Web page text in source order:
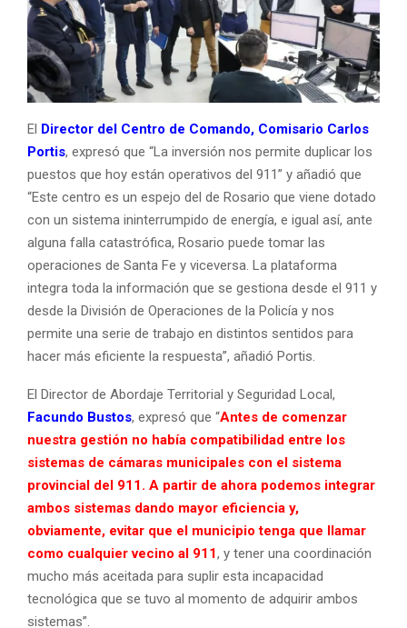
El Director del Centro de Comando, Comisario Carlos
Portis, expresó que “La inversión nos permite duplicar los
puestos que hoy están operativos del 911” y añadió que
“Este centro es un espejo del de Rosario que viene dotado
con un sistema ininterrumpido de energía, e igual así, ante
alguna falla catastrófica, Rosario puede tomar las
operaciones de Santa Fe y viceversa. La plataforma
integra toda la información que se gestiona desde el 911 y
desde la División de Operaciones de la Policía y nos
permite una serie de trabajo en distintos sentidos para
hacer más eficiente la respuesta”, añadió Portis.
El Director de Abordaje Territorial y Seguridad Local,
Facundo Bustos, expresó que “Antes de comenzar
nuestra gestión no había compatibilidad entre los
sistemas de cámaras municipales con el sistema
provincial del 911. A partir de ahora podemos integrar
ambos sistemas dando mayor eficiencia y,
obviamente, evitar que el municipio tenga que llamar
como cualquier vecino al 911, y tener una coordinación
mucho más aceitada para suplir esta incapacidad
tecnológica que se tuvo al momento de adquirir ambos
sistemas”.